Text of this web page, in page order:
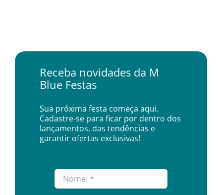
Receba novidades da M
Blue Festas
Sua próxima festa começa aqui.
Cadastre-se para ficar por dentro dos
lançamentos, das tendências e
garantir ofertas exclusivas!